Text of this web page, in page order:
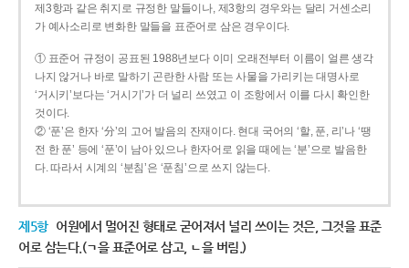
제3항과 같은 취지로 규정한 말들이나, 제3항의 경우와는 달리 거센소리
가 예사소리로 변화한 말들을 표준어로 삼은 경우이다.
① 표준어 규정이 공표된 1988년보다 이미 오래전부터 이름이 얼른 생각
나지 않거나 바로 말하기 곤란한 사람 또는 사물을 가리키는 대명사로
‘거시키’보다는 ‘거시기’가 더 널리 쓰였고 이 조항에서 이를 다시 확인한
것이다.
② ‘푼’은 한자 ‘分’의 고어 발음의 잔재이다. 현대 국어의 ‘할, 푼, 리’나 ‘땡
전 한 푼’ 등에 ‘푼’이 남아 있으나 한자어로 읽을 때에는 ‘분’으로 발음한
다. 따라서 시계의 ‘분침’은 ‘푼침’으로 쓰지 않는다.
제5항 어원에서 멀어진 형태로 굳어져서 널리 쓰이는 것은, 그것을 표준
어로 삼는다.(ㄱ을 표준어로 삼고, ㄴ을 버림.)